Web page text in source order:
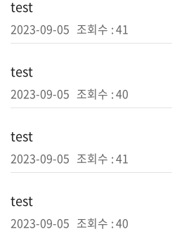
test
2023-09-05 조회수 :41
test
2023-09-05 조회수 :40
test
2023-09-05 조회수 :41
test
2023-09-05 조회수 :40